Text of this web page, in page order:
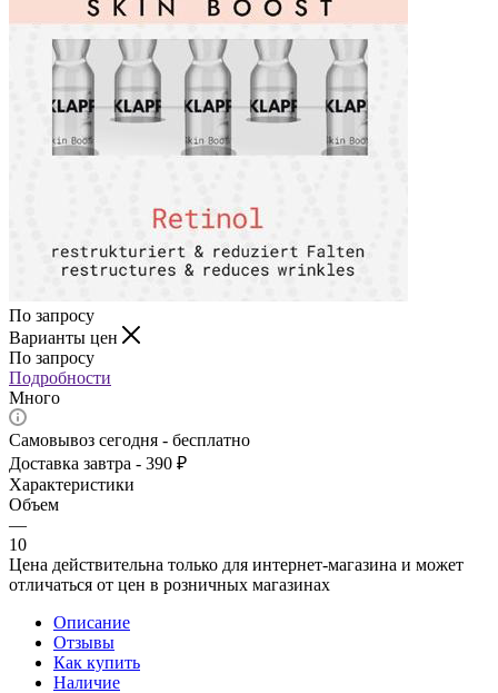
По запросу
Варианты цен
По запросу
Подробности
Много
Самовывоз сегодня - бесплатно
Доставка завтра - 390 ₽
Характеристики
Объем
—
10
Цена действительна только для интернет-магазина и может
отличаться от цен в розничных магазинах
Описание
Отзывы
Как купить
Наличие